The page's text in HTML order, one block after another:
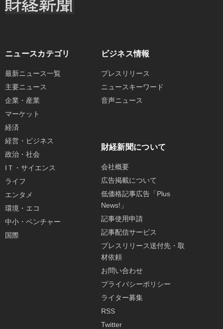
ニュースカテゴリ
最新ニュース一覧
主要ニュース
企業・産業
マーケット
経済
経営・ビジネス
政治・社会
IＴ・サイエンス
ライフ
エンタメ
環境・エコ
中小・ベンチャー
国際
ビジネス情報
プレスリリース
ニュースキーワード
音声ニュース
財経新聞について
会社概要
広告掲載について
低価格記事広告「Plus
News!」
記事使用申請
記事配信サービス
プレスリリース送付先・取
材依頼
お問い合わせ
プライバシーポリシー
ライター募集
RSS
Twitter